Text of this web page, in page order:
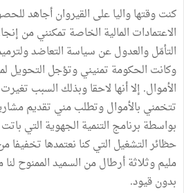
كنت وقتها واليا على القيروان أجاهد
الاعتمادات المالية الخاصة تمكنني من
وكانت الحكومة تمنيني وتؤجل التحويل
الأموال. إلا أنها لاحقا وبذلك السبب
تتخمني بالأموال وتطلب مني تقديم
بواسطة برنامج التنمية الجهوية التي
مليم وثلاثة أرطال من السميد الممنوح لنا
بدون قيود.